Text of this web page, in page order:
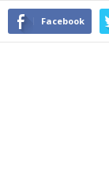
Facebook